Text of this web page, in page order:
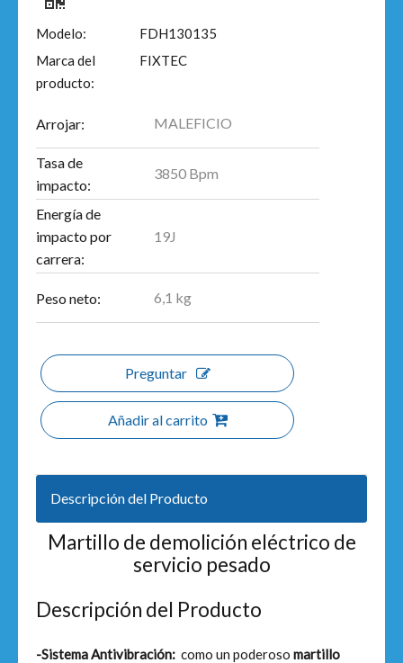
Modelo:
FDH130135
Marca del
producto:
FIXTEC
Arrojar: MALEFICIO
Tasa de
impacto:
3850 Bpm
Energía de
impacto por
carrera:
19J
Peso neto: 6,1 kg
Preguntar
Añadir al carrito
Descripción del Producto
Martillo de demolición eléctrico de
servicio pesado
Descripción del Producto
-Sistema Antivibración: como un poderoso martillo